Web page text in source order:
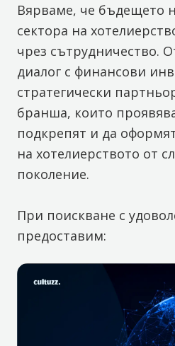
Вярваме, че бъдещето
сектора на
чрез сътрудничество.
диалог с финансови
стратегически
бранша, които
подкрепят и да
на хотелиерството от
поколение.
При поискване с
предоставим: